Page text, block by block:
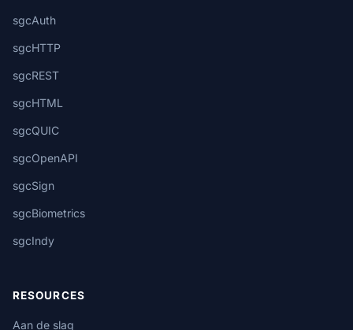
sgcAuth
sgcHTTP
sgcREST
sgcHTML
sgcQUIC
sgcOpenAPI
sgcSign
sgcBiometrics
sgcIndy
RESOURCES
Aan de slag